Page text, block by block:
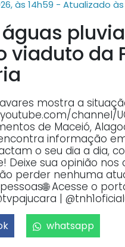
às 14h59 - Atualizado às
viaduto da
mostra a
channel/
de Maceió,
informação
o seu dia a dia,
Deixe sua opinião
perder nenhuma
Acesse o
|
whatsapp